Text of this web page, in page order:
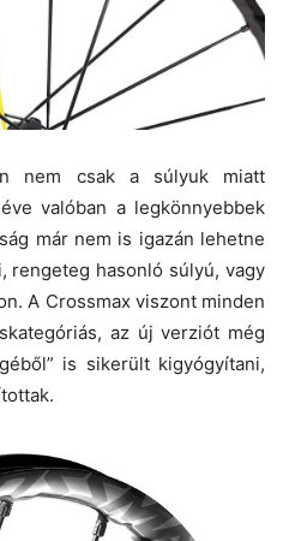
nem csak a súlyuk miatt
valóban a legkönnyebbek
már nem is igazán lehetne
rengeteg hasonló súlyú, vagy
A Crossmax viszont minden
az új verziót még
is sikerült kigyógyítani,